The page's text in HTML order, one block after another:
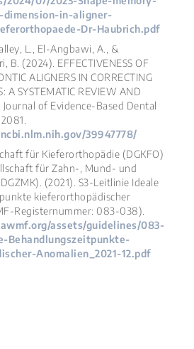
in-aligner-
Dr-Haubrich.pdf
L., El-Angbawi, A., &
B. (2024). EFFECTIVENESS OF
ALIGNERS IN CORRECTING
A SYSTEMATIC REVIEW AND
Journal of Evidence-Based Dental
39947778/
für Kieferorthopädie (DGKFO)
für Zahn-, Mund- und
(2021). S3-Leitlinie Ideale
kieferorthopädischer
Registernummer: 083-038).
assets/guidelines/083-
Behandlungszeitpunkte-
Anomalien_2021-12.pdf